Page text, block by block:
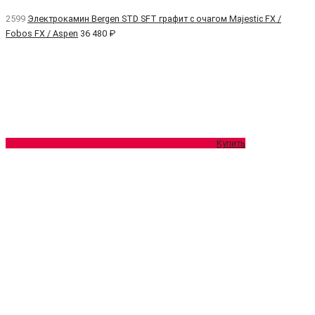
2599 Электрокамин Bergen STD SFT графит с очагом Majestic FX /
Fobos FX / Aspen 36 480 ₽
Купить